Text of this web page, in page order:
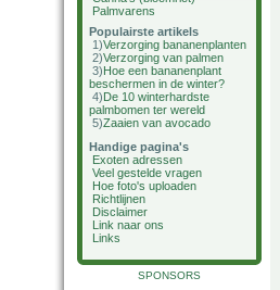
Palmvarens
Populairste artikels
1)Verzorging bananenplanten
2)Verzorging van palmen
3)Hoe een bananenplant
beschermen in de winter?
4)De 10 winterhardste
palmbomen ter wereld
5)Zaaien van avocado
Handige pagina's
Exoten adressen
Veel gestelde vragen
Hoe foto's uploaden
Richtlijnen
Disclaimer
Link naar ons
Links
SPONSORS